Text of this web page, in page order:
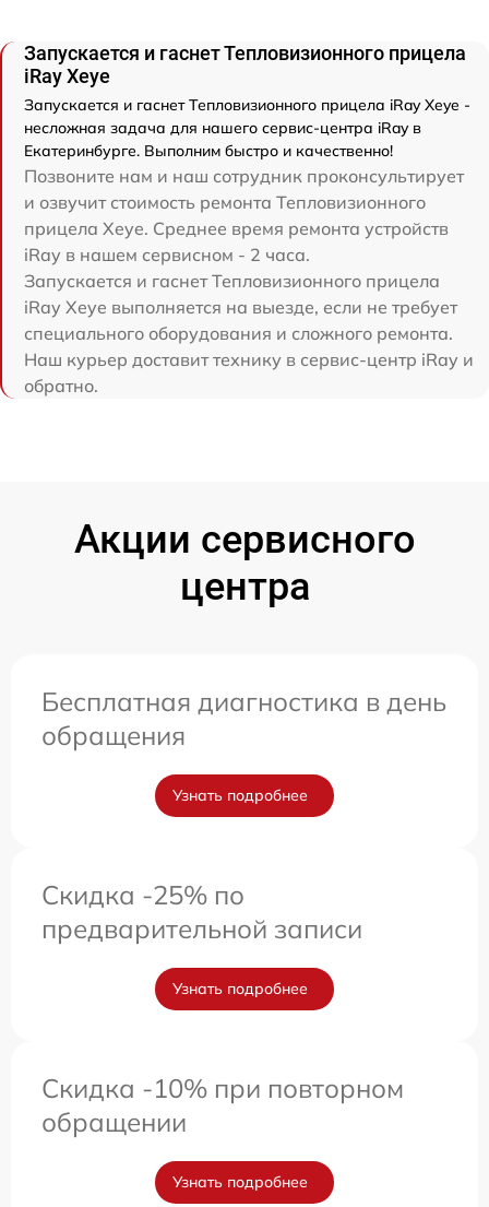
Запускается и гаснет Тепловизионного прицела
iRay Xeye
Запускается и гаснет Тепловизионного прицела iRay Xeye -
несложная задача для нашего сервис-центра iRay в
Екатеринбурге. Выполним быстро и качественно!
Позвоните нам и наш сотрудник проконсультирует
и озвучит стоимость ремонта Тепловизионного
прицела Xeye. Среднее время ремонта устройств
iRay в нашем сервисном - 2 часа.
Запускается и гаснет Тепловизионного прицела
iRay Xeye выполняется на выезде, если не требует
специального оборудования и сложного ремонта.
Наш курьер доставит технику в сервис-центр iRay и
обратно.
Акции сервисного
центра
Бесплатная диагностика в день
обращения
Узнать подробнее
Скидка -25% по
предварительной записи
Узнать подробнее
Скидка -10% при повторном
обращении
Узнать подробнее